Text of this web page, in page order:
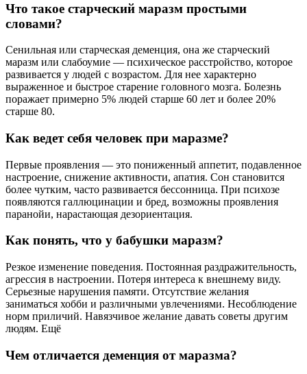
Что такое старческий маразм простыми
словами?
Сенильная или старческая деменция, она же старческий
маразм или слабоумие — психическое расстройство, которое
развивается у людей с возрастом. Для нее характерно
выраженное и быстрое старение головного мозга. Болезнь
поражает примерно 5% людей старше 60 лет и более 20%
старше 80.
Как ведет себя человек при маразме?
Первые проявления — это пониженный аппетит, подавленное
настроение, снижение активности, апатия. Сон становится
более чутким, часто развивается бессонница. При психозе
появляются галлюцинации и бред, возможны проявления
паранойи, нарастающая дезориентация.
Как понять, что у бабушки маразм?
Резкое изменение поведения. Постоянная раздражительность,
агрессия в настроении. Потеря интереса к внешнему виду.
Серьезные нарушения памяти. Отсутствие желания
заниматься хобби и различными увлечениями. Несоблюдение
норм приличий. Навязчивое желание давать советы другим
людям. Ещё
Чем отличается деменция от маразма?